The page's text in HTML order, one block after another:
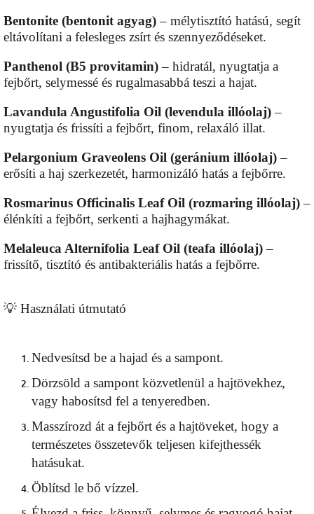
Bentonite (bentonit agyag)– mélytisztító hatású, segít
eltávolítani a felesleges zsírt és szennyeződéseket.
Panthenol (B5 provitamin)– hidratál, nyugtatja a
fejbőrt, selymessé és rugalmasabbá teszi a hajat.
Lavandula Angustifolia Oil (levendula illóolaj)–
nyugtatja és frissíti a fejbőrt, finom, relaxáló illat.
Pelargonium Graveolens Oil (geránium illóolaj)–
erősíti a haj szerkezetét, harmonizáló hatás a fejbőrre.
Rosmarinus Officinalis Leaf Oil (rozmaring illóolaj)–
élénkíti a fejbőrt, serkenti a hajhagymákat.
Melaleuca Alternifolia Leaf Oil (teafa illóolaj)–
frissítő, tisztító és antibakteriális hatás a fejbőrre.
💡 Használati útmutató
Nedvesítsd be a hajad és a sampont.
Dörzsöld a sampont közvetlenül a hajtövekhez,
vagy habosítsd fel a tenyeredben.
Masszírozd át a fejbőrt és a hajtöveket, hogy a
természetes összetevők teljesen kifejthessék
hatásukat.
Öblítsd le bő vízzel.